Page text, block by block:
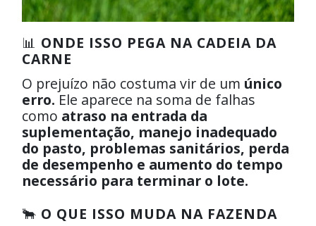
📊 ONDE ISSO PEGA NA CADEIA DA
CARNE
O prejuízo não costuma vir de um único
erro. Ele aparece na soma de falhas
como atraso na entrada da
suplementação, manejo inadequado
do pasto, problemas sanitários, perda
de desempenho e aumento do tempo
necessário para terminar o lote.
🐂 O QUE ISSO MUDA NA FAZENDA